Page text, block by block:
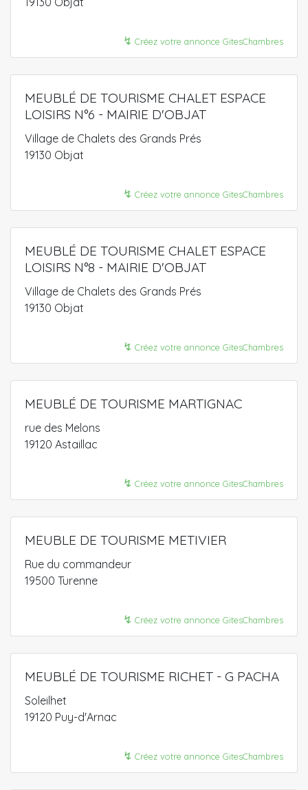
↯ Créez votre annonce GitesChambres
MEUBLÉ DE TOURISME CHALET ESPACE
LOISIRS N°6 - MAIRIE D'OBJAT
Village de Chalets des Grands Prés
19130 Objat
↯ Créez votre annonce GitesChambres
MEUBLÉ DE TOURISME CHALET ESPACE
LOISIRS N°8 - MAIRIE D'OBJAT
Village de Chalets des Grands Prés
19130 Objat
↯ Créez votre annonce GitesChambres
MEUBLÉ DE TOURISME MARTIGNAC
rue des Melons
19120 Astaillac
↯ Créez votre annonce GitesChambres
MEUBLE DE TOURISME METIVIER
Rue du commandeur
19500 Turenne
↯ Créez votre annonce GitesChambres
MEUBLÉ DE TOURISME RICHET - G PACHA
Soleilhet
19120 Puy-d'Arnac
↯ Créez votre annonce GitesChambres